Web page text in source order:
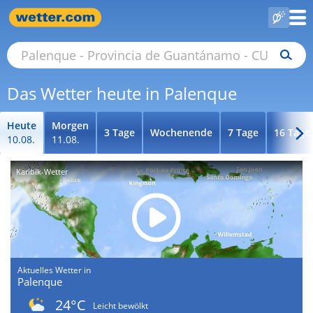
Das Wetter heute in Palenque
Heute
10.08.
Morgen
11.08.
3 Tage Wochenende 7 Tage 16 Tage
Karibik-Wetter
Aktuelles Wetter in
Palenque
24°C
Leicht bewölkt